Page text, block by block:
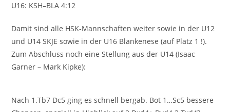
U16: KSH–BLA 4:12
Damit sind alle HSK-Mannschaften weiter sowie in der U12
und U14 SKJE sowie in der U16 Blankenese (auf Platz 1 !).
Zum Abschluss noch eine Stellung aus der U14 (Isaac
Garner – Mark Kipke):
Nach 1.Tb7 Dc5 ging es schnell bergab. Bot 1…Sc5 bessere